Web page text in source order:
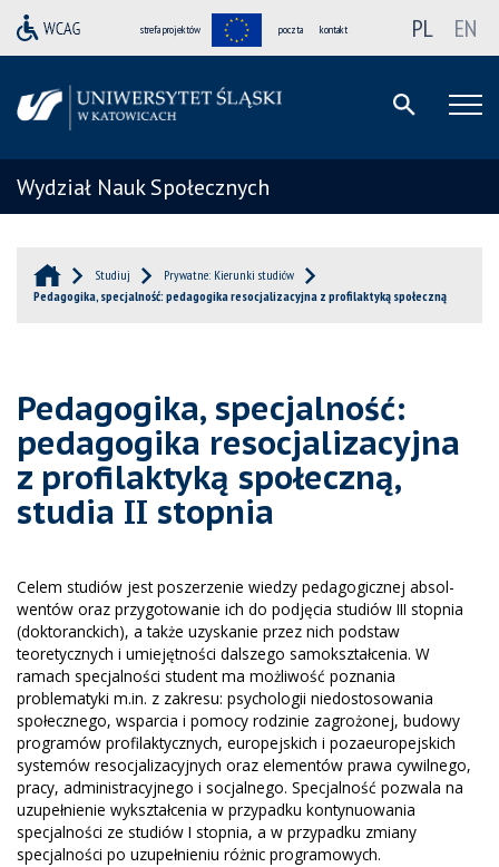
strefa projektów poczta kontakt PL EN
Wydział Nauk Społecznych
Studiuj
Prywatne: Kierunki studiów
Pedagogika, specjalność: pedagogika resocjalizacyjna z profilaktyką społeczną
Pedagogika, specjalność:
pedagogika resocjalizacyjna
z profilaktyką społeczną,
studia II stopnia
Celem studiów jest posze­rzenie wiedzy pedagogicznej absol­
wentów oraz przygotowanie ich do podjęcia studiów III stopnia
(dokto­ranckich), a także uzyskanie przez nich podstaw
teoretycznych i umiejętności dalszego samokształcenia. W
ramach specjalności student ma możliwość poznania
problematyki m.in. z zakresu: psychologii niedostosowania
społecz­nego, wsparcia i pomocy rodzinie zagrożonej, budowy
programów profilaktycznych, europejs­kich i pozaeuropejskich
systemów resocjalizacyjnych oraz elementów prawa cywilnego,
pracy, administracyjnego i socjalnego. Specjalność pozwala na
uzupełnienie wykształcenia w przypadku kontynuowania
specjalności ze stu­diów I stopnia, a w przypadku zmiany
specjalności po uzupełnieniu różnic programowych.